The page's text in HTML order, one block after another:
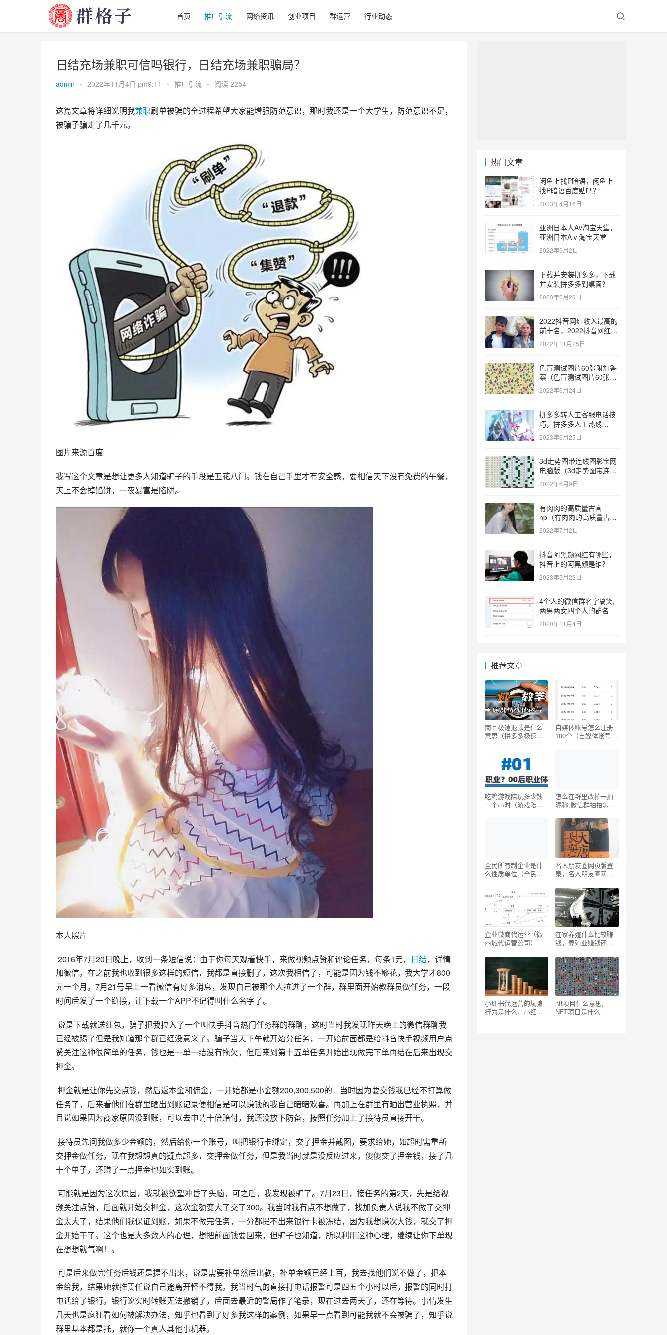
首页 推广引流 网络资讯 创业项目 群运营 行业动态
日结充场兼职可信吗银行，日结充场兼职骗局？
admin • 2022年11月4日 pm9:11 • 推广引流 • 阅读 2254
这篇文章将详细说明我兼职刷单被骗的全过程希望大家能增强防范意识，那时我还是一个大学生，防范意识不足，
被骗子骗走了几千元。
图片来源百度
我写这个文章是想让更多人知道骗子的手段是五花八门。钱在自己手里才有安全感，要相信天下没有免费的午餐，
天上不会掉馅饼，一夜暴富是陷阱。
本人照片
2016年7月20日晚上，收到一条短信说：由于你每天观看快手，来做视频点赞和评论任务，每条1元， 日结，详情
加微信。在之前我也收到很多这样的短信，我都是直接删了，这次我相信了，可能是因为钱不够花，我大学才800
元一个月。7月21号早上一看微信有好多消息，发现自己被那个人拉进了一个群，群里面开始教群员做任务，一段
时间后发了一个链接，让下载一个APP不记得叫什么名字了。
说是下载就送红包，骗子把我拉入了一个叫快手抖音热门任务群的群聊，这时当时我发现昨天晚上的微信群聊我
已经被踢了但是我知道那个群已经没意义了。骗子当天下午就开始分任务，一开始前面都是给抖音快手视频用户点
赞关注这种很简单的任务，钱也是一单一结没有拖欠，但后来到第十五单任务开始出现做完下单再结在后来出现交
押金。
任务了，后来看他们在群里晒出到账记录便相信是可以赚钱的我自己暗暗欢喜。再加上在群里有晒出营业执照，并
且说如果因为商家原因没到账，可以去申请十倍赔付，我还没放下防备，按照任务加上了接待员直接开干。
交押金做任务。现在我想想真的疑点超多，交押金做任务，但是我当时就是没反应过来，傻傻交了押金钱，接了几
十个单子，还赚了一点押金也如实到账。
频关注点赞，后面就开始交押金，这次金额变大了交了300。我当时我有点不想做了，找加负责人说我不做了交押
金太大了，结果他们我保证到账，如果不做完任务，一分都提不出来银行卡被冻结，因为我想赚次大钱，就交了押
金开始干了。这个也是大多数人的心理，想把前面钱要回来，但骗子也知道，所以利用这种心理，继续让你下单现
在想想就气啊！。
金给我，结果她就推责任说自己途离开怪不得我。我当时气的直接打电话报警可是四五个小时以后，报警的同时打
电话给了银行。银行说实时转账无法撤销了，后面去最近的警局作了笔录，现在过去两天了，还在等待。事情发生
几天也是疯狂看如何被解决办法， 知乎也看到了好多我这样的案例，如果早一点看到可能我就不会被骗了，知乎说
群里基本都是托，就你一个真人其他事机器。
热门文章
闲鱼上找P暗语，闲鱼上
找P暗语百度贴吧？
2023年4月16日
亚洲日本人Av淘宝天堂，
亚洲日本Aⅴ淘宝天堂
2022年9月2日
下载并安装拼多多，下载
并安装拼多多到桌面？
2023年6月28日
2022抖音网红收入最高的
前十名，2022抖音网红收
入最高的前十名有哪些？
2022年11月25日
色盲测试图片60张附加答
案（色盲测试图片60张复
杂）
2022年6月24日
拼多多转人工客服电话技
巧，拼多多人工热线
9541344？
2023年6月25日
3d走势图带连线图彩宝网
电脑版（3d走势图带连线
图彩宝网手机版）
2022年6月9日
有肉肉的高质量古言
np（有肉肉的高质量古言
np推荐）
2022年7月2日
抖音阿黑颜网红有哪些，
抖音上的阿黑颜是谁？
2023年5月23日
4个人的微信群名字搞笑,
两男两女四个人的群名
2020年11月4日
推荐文章
商品极速退款是什么
意思（拼多多极速退
自媒体账号怎么注册
100个（自媒体账号怎
吃鸡游戏陪玩多少钱
一个小时（游戏陪玩
怎么在群里改拍一拍
昵称,微信群拍拍怎么
全民所有制企业是什
么性质单位（全民所
1002无标题）
名人朋友圈网页版登
录，名人朋友圈网页
企业微商代运营（微
商城代运营公司）
在家养殖什么比较赚
钱，养殖业赚钱还是
小红书代运营的坑骗
行为是什么，小红书
nft项目什么意思，
NFT项目是什么